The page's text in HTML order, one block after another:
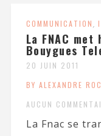
COMMUNICATION,
La FNAC
Bouygues
20 JUIN 2011
BY ALEXANDRE
AUCUN
La Fnac se